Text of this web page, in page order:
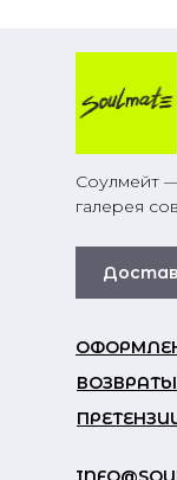
Соулмейт
галерея
ВОЗВРАТЫ